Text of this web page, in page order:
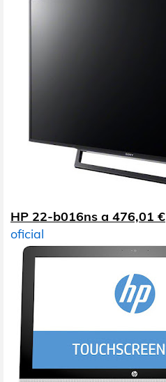
HP 22-b016ns a 476,01 €
oficial